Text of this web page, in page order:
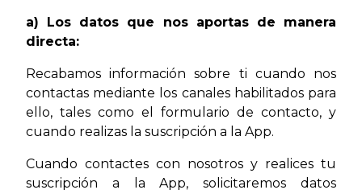
a) Los datos que nos aportas de manera
directa:
Recabamos información sobre ti cuando nos
contactas mediante los canales habilitados para
ello, tales como el formulario de contacto, y
cuando realizas la suscripción a la App.
Cuando contactes con nosotros y realices tu
suscripción a la App, solicitaremos datos